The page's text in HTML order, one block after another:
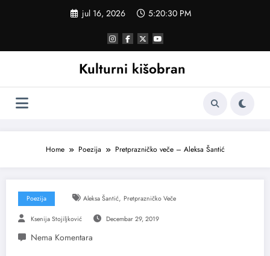
jul 16, 2026 5:20:30 PM
Kulturni kišobran
Home Poezija Pretprazničko veče – Aleksa Šantić
Poezija Aleksa Šantić, Pretprazničko Veče
Ksenija Stojiljković Decembar 29, 2019